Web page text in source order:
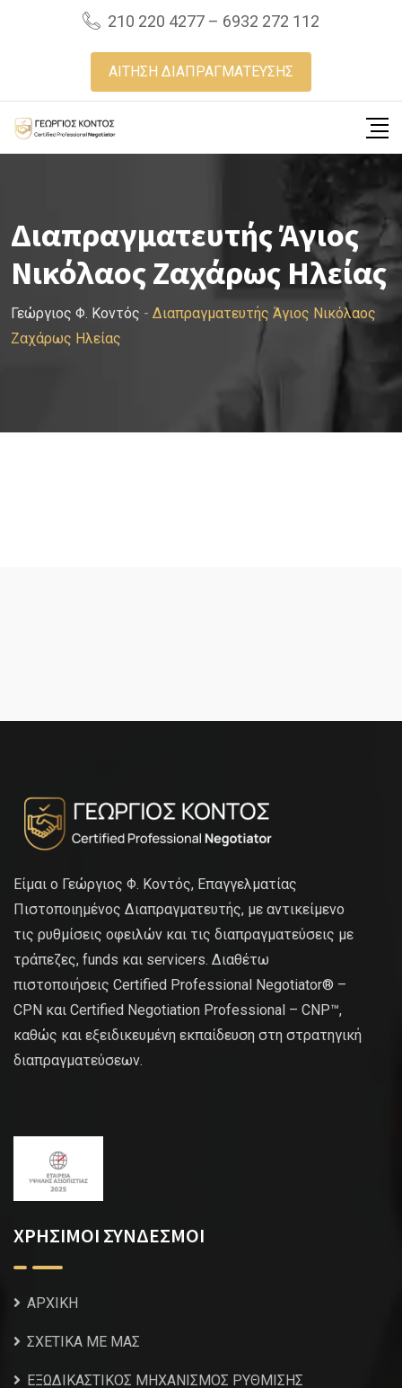
210 220 4277 – 6932 272 112
ΑΙΤΗΣΗ ΔΙΑΠΡΑΓΜΑΤΕΥΣΗΣ
Διαπραγματευτής Άγιος
Νικόλαος Ζαχάρως Ηλείας
Γεώργιος Φ. Κοντός - Διαπραγματευτής Άγιος Νικόλαος
Ζαχάρως Ηλείας
Είμαι ο Γεώργιος Φ. Κοντός, Επαγγελματίας
Πιστοποιημένος Διαπραγματευτής, με αντικείμενο
τις ρυθμίσεις οφειλών και τις διαπραγματεύσεις με
τράπεζες, funds και servicers. Διαθέτω
πιστοποιήσεις Certified Professional Negotiator® –
CPN και Certified Negotiation Professional – CNP™,
καθώς και εξειδικευμένη εκπαίδευση στη στρατηγική
διαπραγματεύσεων.
ΧΡΗΣΙΜΟΙ ΣΥΝΔΕΣΜΟΙ
ΑΡΧΙΚΗ
ΣΧΕΤΙΚΑ ΜΕ ΜΑΣ
ΕΞΩΔΙΚΑΣΤΙΚΟΣ ΜΗΧΑΝΙΣΜΟΣ ΡΥΘΜΙΣΗΣ